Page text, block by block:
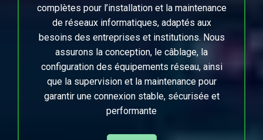
complètes pour l’installation et la maintenance
de réseaux informatiques, adaptés aux
besoins des entreprises et institutions. Nous
assurons la conception, le câblage, la
configuration des équipements réseau, ainsi
que la supervision et la maintenance pour
garantir une connexion stable, sécurisée et
performante